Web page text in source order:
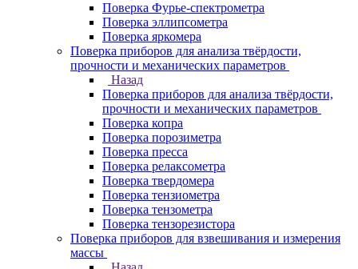
Поверка Фурье-спектрометра
Поверка эллипсометра
Поверка яркомера
Поверка приборов для анализа твёрдости,
прочности и механических параметров
Назад
Поверка приборов для анализа твёрдости,
прочности и механических параметров
Поверка копра
Поверка порозиметра
Поверка пресса
Поверка релаксометра
Поверка твердомера
Поверка тензиометра
Поверка тензометра
Поверка тензорезистора
Поверка приборов для взвешивания и измерения
массы